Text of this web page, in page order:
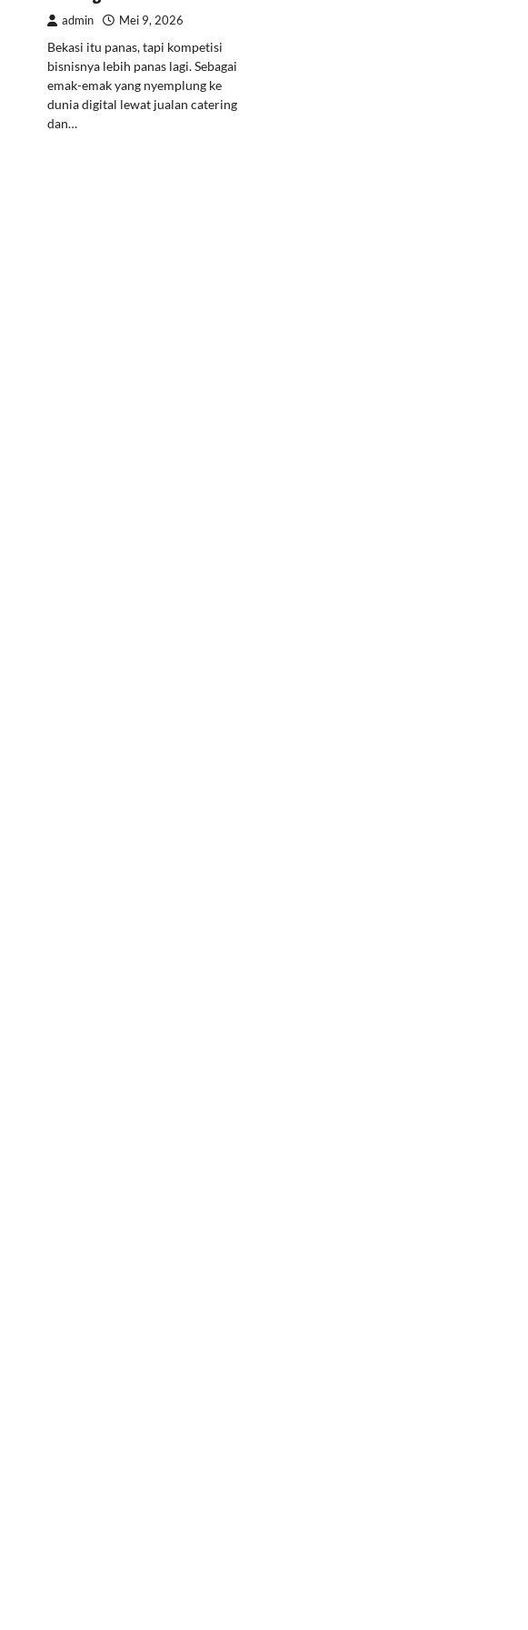
admin Mei 9, 2026
Bekasi itu panas, tapi kompetisi
bisnisnya lebih panas lagi. Sebagai
emak-emak yang nyemplung ke
dunia digital lewat jualan catering
dan…